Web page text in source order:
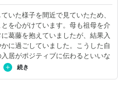
いた様子を間近で見ていたため、
を心がけています。母も祖母を介
葛藤を抱えていましたが、結果入
に過ごしていました。こうした自
居がポジティブに伝わるといいな
ています。詳しくは
続き